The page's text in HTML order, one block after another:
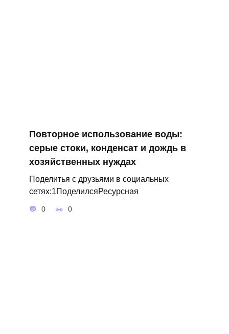
Повторное использование воды:
серые стоки, конденсат и дождь в
хозяйственных нуждах
Поделитья с друзьями в социальных
сетях:1ПоделилсяРесурсная
0 0